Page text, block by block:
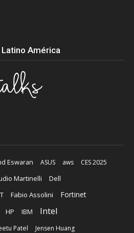
América
Eswaran ASUS aws
CES 2025
Martinelli Dell
Fabio Assolini Fortinet
HP IBM Intel
Patel Jensen Huang